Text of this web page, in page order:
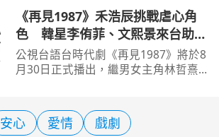
結婚11年育有一子一女，今年3月才爆
出婚變，方志友5月公開露面時還強調
從未協議離婚，未料今（10
《再見1987》禾浩辰挑戰虐心角
色 韓星李侑菲、文熙景來台助
陣
公視台語台時代劇《再見1987》將於8
月30日正式播出，繼男女主角林哲熹、
飾演的斯文青年張中銘。劇中他為守護
方志友飾演的素芬，展
安心 愛情 戲劇